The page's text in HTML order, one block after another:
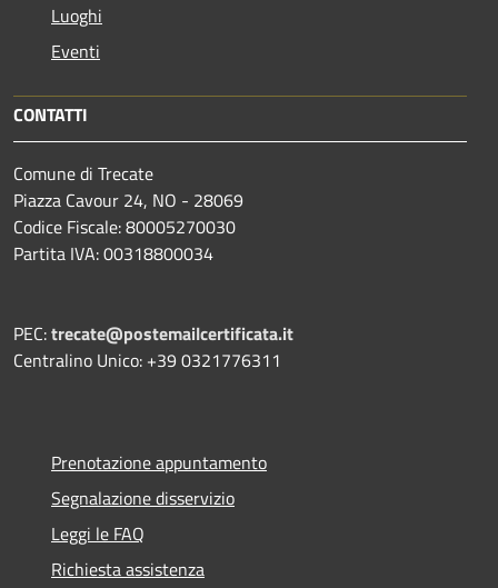
Luoghi
Eventi
CONTATTI
Comune di Trecate
Piazza Cavour 24, NO - 28069
Codice Fiscale: 80005270030
Partita IVA: 00318800034
PEC:trecate@postemailcertificata.it
Centralino Unico: +39 0321776311
Prenotazione appuntamento
Segnalazione disservizio
Leggi le FAQ
Richiesta assistenza